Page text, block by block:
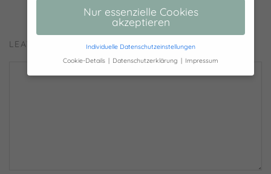
LEAVE A REPLY
Nur essenzielle Cookies
akzeptieren
Individuelle Datenschutzeinstellungen
Cookie-Details
Datenschutzerklärung Impressum
Datenschutzeinstellungen